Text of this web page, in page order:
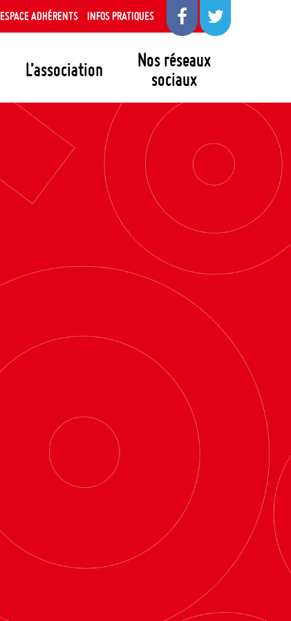
L’association
Nos réseaux
sociaux
ESPACE ADHÉRENTS INFOS PRATIQUES